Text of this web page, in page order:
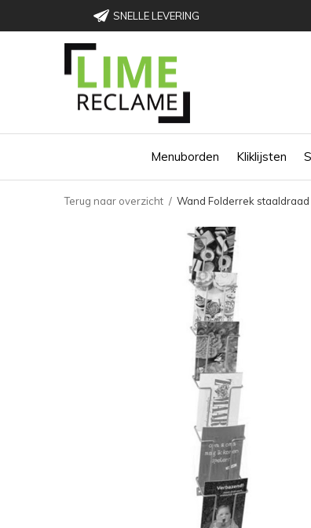
SNELLE LEVERING
Menuborden Kliklijsten
Terug naar overzicht Wand Folderrek